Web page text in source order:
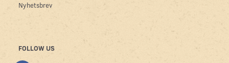
Nyhetsbrev
FOLLOW US